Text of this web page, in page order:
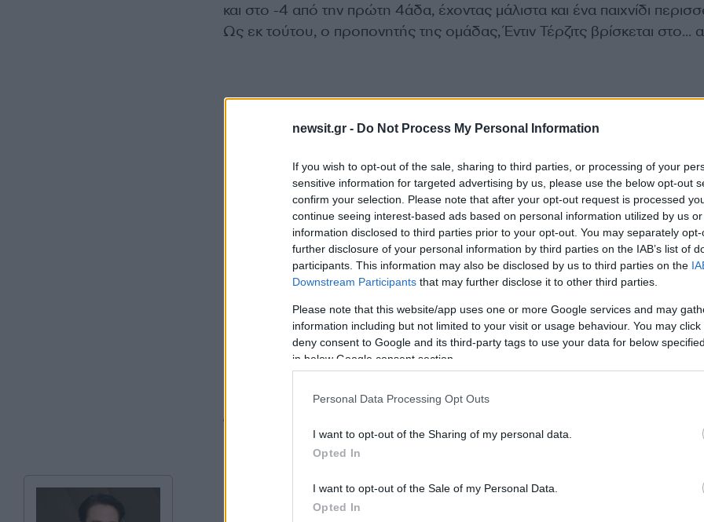
newsit.gr - Do Not Process My Personal Information
If you wish to opt-out of the sale, sharing to third parties, or processing of your
sensitive information for targeted advertising by us, please use the below opt-out
confirm your selection. Please note that after your opt-out request is processed
continue seeing interest-based ads based on personal information utilized by us
information disclosed to third parties prior to your opt-out. You may separately
further disclosure of your personal information by third parties on the IAB’s list of
participants. This information may also be disclosed by us to third parties on the
Downstream Participants that may further disclose it to other third parties.
Please note that this website/app uses one or more Google services and may
information including but not limited to your visit or usage behaviour. You may
deny consent to Google and its third-party tags to use your data for below
in below Google consent section.
Personal Data Processing Opt Outs
I want to opt-out of the Sharing of my personal data.
Opted In
I want to opt-out of the Sale of my Personal Data.
Opted In
και στο -4 από την πρώτη 4άδα, έχοντας μάλιστα και ένα παιχνίδι
Ως εκ τούτου, ο προπονητής της ομάδας, Έντιν Τέρζιτς βρίσκεται στο…
Τα αποτελέσματα της βραδιάς στην Bundesliga
(79’ Νίνμαχ – 47’ Οπεντά)